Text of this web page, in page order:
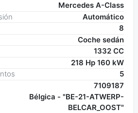
Mercedes A-Class
Automático
8
Coche sedán
1332 CC
218 Hp 160 kW
5
7109187
Bélgica - "BE-21-ATWERP-
BELCAR_OOST"